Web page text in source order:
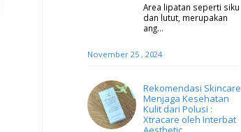
Area lipatan seperti siku
dan lutut, merupakan
ang…
November 25 , 2024
Rekomendasi Skincare
Menjaga Kesehatan
Kulit dari Polusi :
Xtracare oleh Interbat